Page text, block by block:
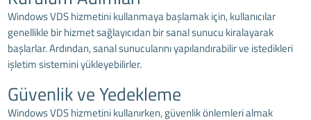
Windows VDS hizmetini kullanmaya başlamak için, kullanıcılar
genellikle bir hizmet sağlayıcıdan bir sanal sunucu kiralayarak
başlarlar. Ardından, sanal sunucularını yapılandırabilir ve istedikleri
işletim sistemini yükleyebilirler.
Güvenlik ve Yedekleme
Windows VDS hizmetini kullanırken, güvenlik önlemleri almak